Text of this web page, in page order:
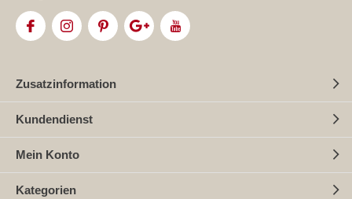
Zusatzinformation
Kundendienst
Mein Konto
Kategorien